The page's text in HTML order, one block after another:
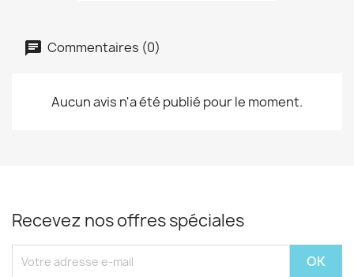
Commentaires (0)
Aucun avis n'a été publié pour le moment.
Recevez nos offres spéciales